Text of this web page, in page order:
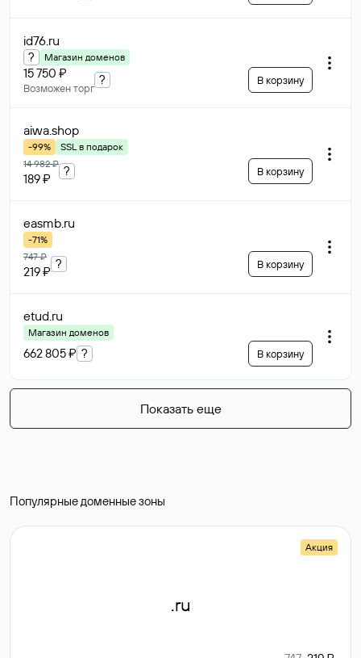
id76.ru
? Магазин доменов
15 750 ₽
Возможен торг
? В корзину
aiwa.shop
-99%
SSL в подарок
14 982 ₽
189 ₽
? В корзину
easmb.ru
-71%
747 ₽
219 ₽
? В корзину
etud.ru
Магазин доменов
662 805 ₽ ? В корзину
Показать еще
Популярные доменные зоны
Акция
.ru